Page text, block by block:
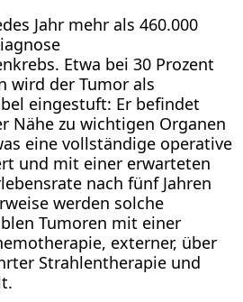
Jahr mehr als 460.000
Etwa bei 30 Prozent
wird der Tumor als
eingestuft: Er befindet
Nähe zu wichtigen Organen
eine vollständige operative
und mit einer erwarteten
nach fünf Jahren
werden solche
Tumoren mit einer
externer, über
Strahlentherapie und